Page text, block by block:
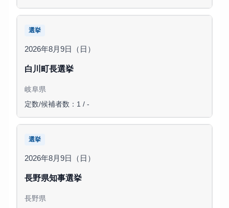
選挙
2026年8月9日（日）
白川町長選挙
岐阜県
定数/候補者数：1 / -
選挙
2026年8月9日（日）
長野県知事選挙
長野県